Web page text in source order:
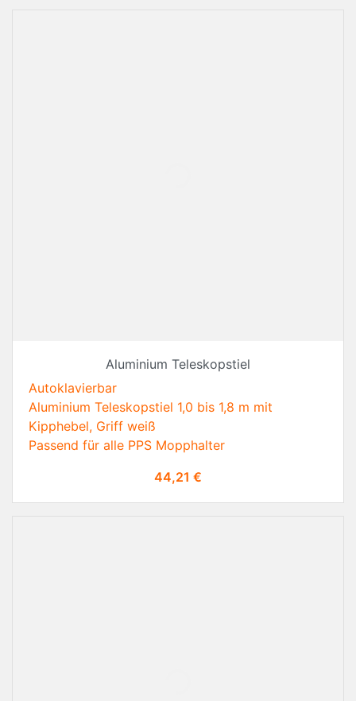
Aluminium Teleskopstiel
Autoklavierbar
Aluminium Teleskopstiel 1,0 bis 1,8 m mit
Kipphebel, Griff weiß
Passend für alle PPS Mopphalter
Preis
44,21 €